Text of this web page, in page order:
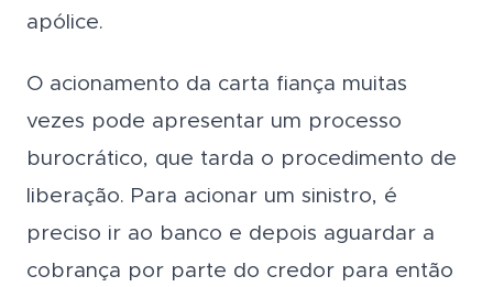
apólice.
O acionamento da carta fiança muitas
vezes pode apresentar um processo
burocrático, que tarda o procedimento de
liberação. Para acionar um sinistro, é
preciso ir ao banco e depois aguardar a
cobrança por parte do credor para então